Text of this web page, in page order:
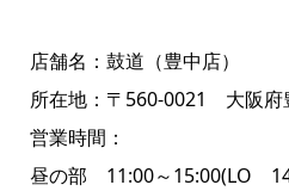
店舗名：鼓道（豊中店）
所在地：〒560-0021 大阪
営業時間：
昼の部 11:00～15:00(LO